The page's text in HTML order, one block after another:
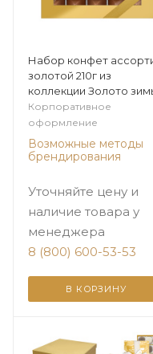
Набор конфет
золотой 210г из
коллекции Золото
Корпоративное
оформление
Возможные методы
брендирования
Уточняйте цену и
наличие товара у
менеджера
8 (800) 600-53-53
В КОРЗИНУ